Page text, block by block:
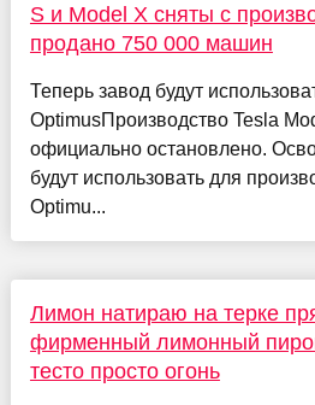
S и Model X сняты с
продано 750 000 машин
Теперь завод будут
OptimusПроизводство Tesla
официально остановлено.
будут использовать для
Optimu...
Лимон натираю на терке
фирменный лимонный
тесто просто огонь